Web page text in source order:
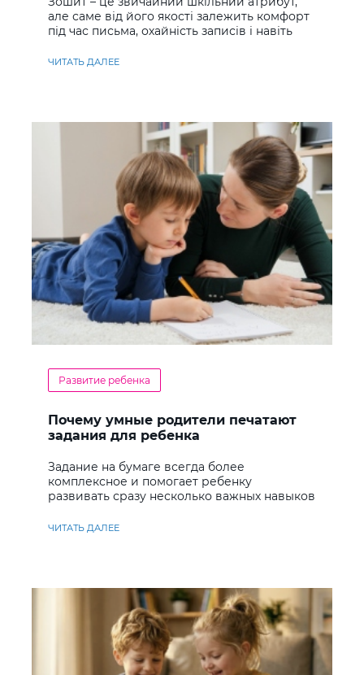
але саме від його якості залежить комфорт
під час письма, охайність записів і навіть
ЧИТАТЬ ДАЛЕЕ
Развитие ребенка
Почему умные родители печатают
задания для ребенка
Задание на бумаге всегда более
комплексное и помогает ребенку
развивать сразу несколько важных навыков
ЧИТАТЬ ДАЛЕЕ